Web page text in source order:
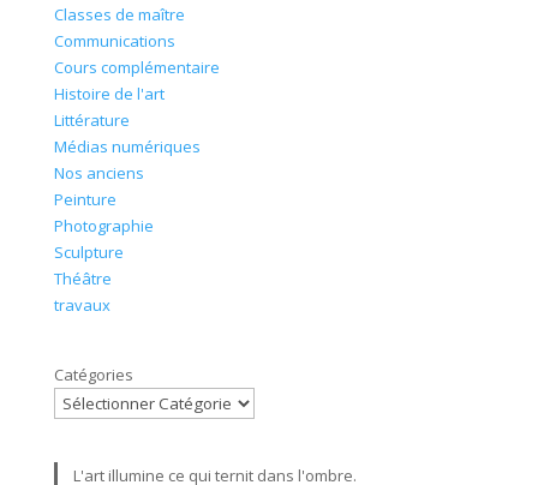
Classes de maître
Communications
Cours complémentaire
Histoire de l'art
Littérature
Médias numériques
Nos anciens
Peinture
Photographie
Sculpture
Théâtre
travaux
Catégories
L'art illumine ce qui ternit dans l'ombre.